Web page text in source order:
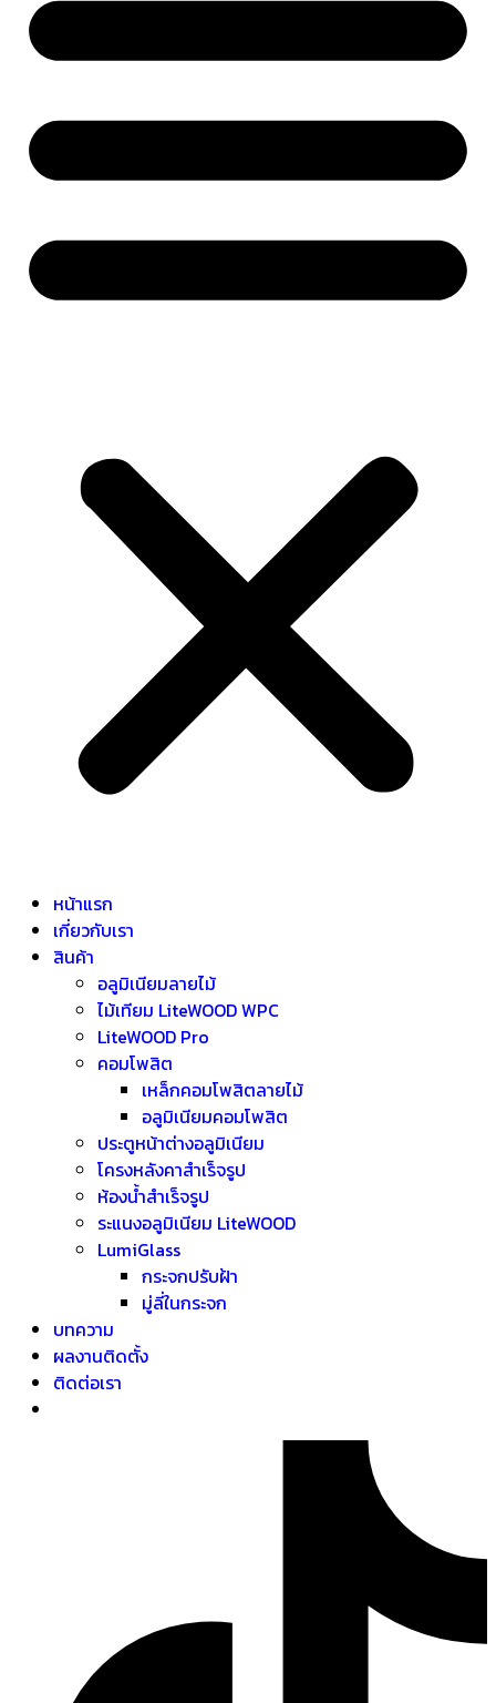
หน้าแรก
เกี่ยวกับเรา
สินค้า
อลูมิเนียมลายไม้
ไม้เทียม LiteWOOD WPC
LiteWOOD Pro
คอมโพสิต
เหล็กคอมโพสิตลายไม้
อลูมิเนียมคอมโพสิต
ประตูหน้าต่างอลูมิเนียม
โครงหลังคาสำเร็จรูป
ห้องน้ำสำเร็จรูป
ระแนงอลูมิเนียม LiteWOOD
LumiGlass
กระจกปรับฝ้า
มู่ลี่ในกระจก
บทความ
ผลงานติดตั้ง
ติดต่อเรา